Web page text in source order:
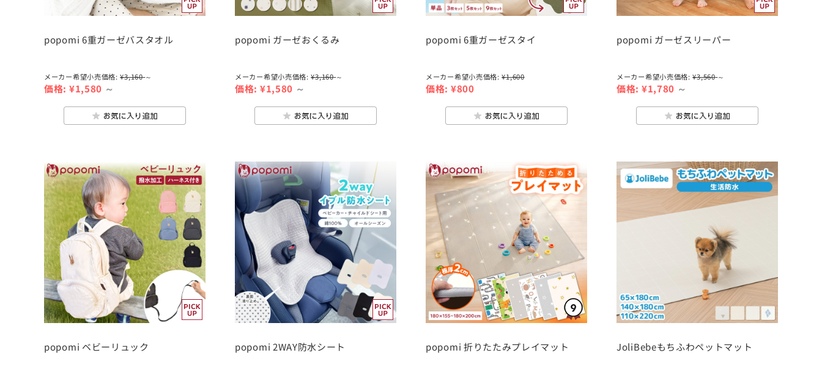
popomi 6重ガーゼバスタオル
メーカー希望小売価格: ¥3,160 ～
価格: ¥1,580 ～
popomi ガーゼおくるみ
メーカー希望小売価格: ¥3,160 ～
価格: ¥1,580 ～
popomi 6重ガーゼスタイ
メーカー希望小売価格: ¥1,600
価格: ¥800
popomi ガーゼスリーパー
メーカー希望小売価格: ¥3,560 ～
価格: ¥1,780 ～
popomi ベビーリュック popomi 2WAY防水シート popomi 折りたたみプレイマット JoliBebeもちふわペットマット